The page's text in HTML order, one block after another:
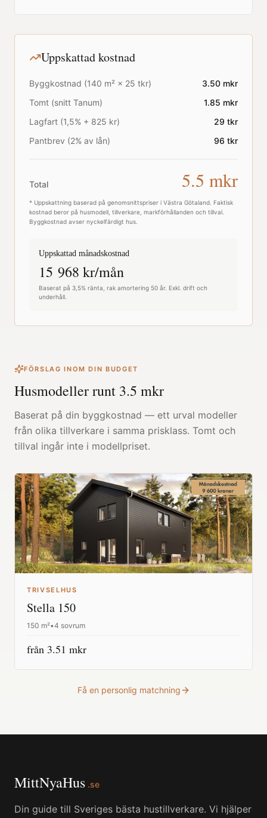
Uppskattad kostnad
Byggkostnad (140 m² × 25 tkr) 3.50 mkr
Tomt (snitt Tanum) 1.85 mkr
Lagfart (1,5% + 825 kr)
29 tkr
Pantbrev (2% av lån)
96 tkr
Total 5.5 mkr
* Uppskattning baserad på genomsnittspriser i Västra Götaland . Faktisk
kostnad beror på husmodell, tillverkare, markförhållanden och tillval.
Byggkostnad avser nyckelfärdigt hus.
Uppskattad månadskostnad
15 968 kr/mån
Baserat på 3,5% ränta, rak amortering 50 år. Exkl. drift och
underhåll.
FÖRSLAG INOM DIN BUDGET
Husmodeller runt 3.5 mkr
Baserat på din byggkostnad — ett urval modeller
från olika tillverkare i samma prisklass. Tomt och
tillval ingår inte i modellpriset.
TRIVSELHUS
Stella 150
150 m²•4 sovrum
från 3.51 mkr
Få en personlig matchning
MittNyaHus .se
Din guide till Sveriges bästa hustillverkare. Vi hjälper